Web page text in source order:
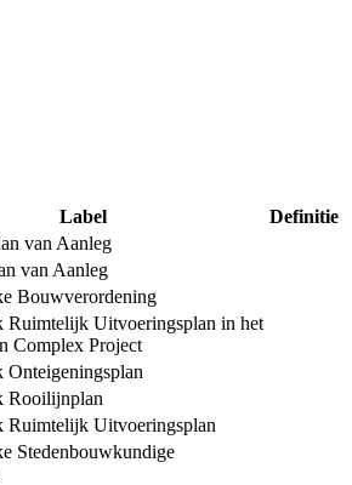
Label
Definitie
van Aanleg
van Aanleg
Bouwverordening
Ruimtelijk Uitvoeringsplan in het
Complex Project
Onteigeningsplan
Rooilijnplan
Ruimtelijk Uitvoeringsplan
Stedenbouwkundige